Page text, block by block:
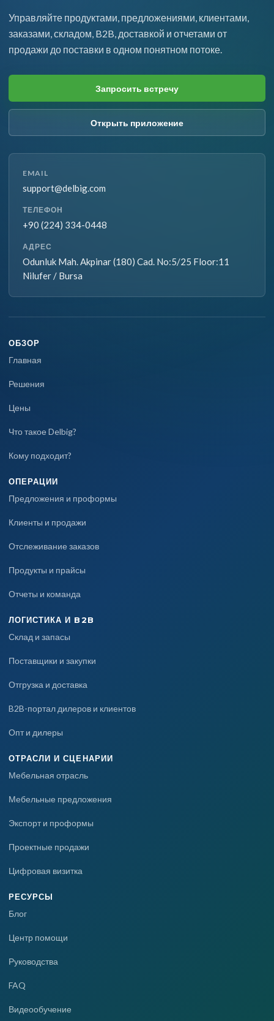
Управляйте продуктами, предложениями, клиентами,
заказами, складом, B2B, доставкой и отчетами от
продажи до поставки в одном понятном потоке.
Запросить встречу
Открыть приложение
EMAIL
support@delbig.com
ТЕЛЕФОН
+90 (224) 334-0448
АДРЕС
Odunluk Mah. Akpinar (180) Cad. No:5/25 Floor:11
Nilufer / Bursa
ОБЗОР
Главная
Решения
Цены
Что такое Delbig?
Кому подходит?
ОПЕРАЦИИ
Предложения и проформы
Клиенты и продажи
Отслеживание заказов
Продукты и прайсы
Отчеты и команда
ЛОГИСТИКА И B2B
Склад и запасы
Поставщики и закупки
Отгрузка и доставка
B2B-портал дилеров и клиентов
Опт и дилеры
ОТРАСЛИ И СЦЕНАРИИ
Мебельная отрасль
Мебельные предложения
Экспорт и проформы
Проектные продажи
Цифровая визитка
РЕСУРСЫ
Блог
Центр помощи
Руководства
FAQ
Видеообучение